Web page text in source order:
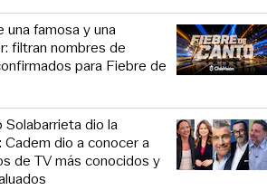
una famosa y una
filtran nombres de
para Fiebre de
Solabarrieta dio la
Cadem dio a conocer a
de TV más conocidos y